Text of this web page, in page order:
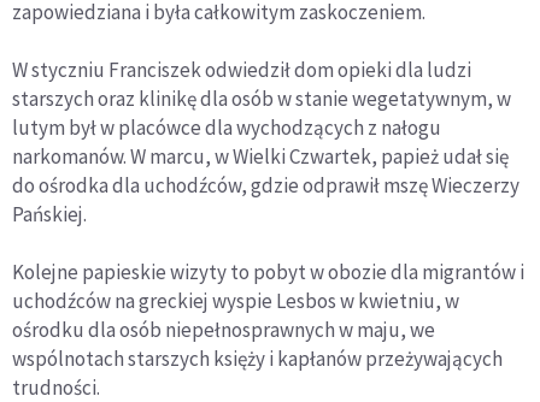
zapowiedziana i była całkowitym zaskoczeniem.
W styczniu Franciszek odwiedził dom opieki dla ludzi
starszych oraz klinikę dla osób w stanie wegetatywnym, w
lutym był w placówce dla wychodzących z nałogu
narkomanów. W marcu, w Wielki Czwartek, papież udał się
do ośrodka dla uchodźców, gdzie odprawił mszę Wieczerzy
Pańskiej.
Kolejne papieskie wizyty to pobyt w obozie dla migrantów i
uchodźców na greckiej wyspie Lesbos w kwietniu, w
ośrodku dla osób niepełnosprawnych w maju, we
wspólnotach starszych księży i kapłanów przeżywających
trudności.